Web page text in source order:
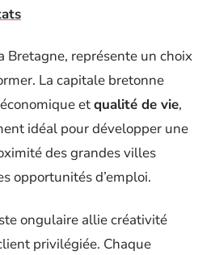
Bretagne, représente un choix
La capitale bretonne
etqualité de vie,
idéal pour développer une
des grandes villes
opportunités d’emploi.
ongulaire allie créativité
privilégiée. Chaque